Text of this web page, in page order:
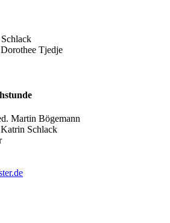
Tjedje
Martin Bögemann
Schlack